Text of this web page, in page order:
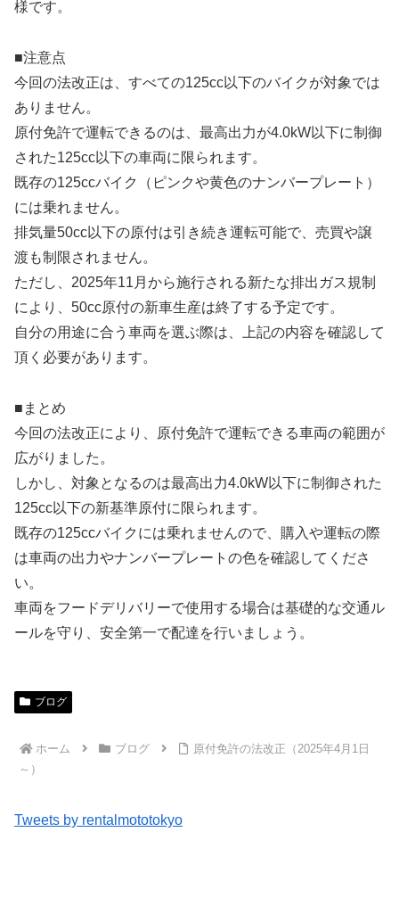
様です。
■注意点
今回の法改正は、すべての125cc以下のバイクが対象では
ありません。
原付免許で運転できるのは、最高出力が4.0kW以下に制御
された125cc以下の車両に限られます。
既存の125ccバイク（ピンクや黄色のナンバープレート）
には乗れません。
排気量50cc以下の原付は引き続き運転可能で、売買や譲
渡も制限されません。
ただし、2025年11月から施行される新たな排出ガス規制
により、50cc原付の新車生産は終了する予定です。
自分の用途に合う車両を選ぶ際は、上記の内容を確認して
頂く必要があります。
■まとめ
今回の法改正により、原付免許で運転できる車両の範囲が
広がりました。
しかし、対象となるのは最高出力4.0kW以下に制御された
125cc以下の新基準原付に限られます。
既存の125ccバイクには乗れませんので、購入や運転の際
は車両の出力やナンバープレートの色を確認してくださ
い。
車両をフードデリバリーで使用する場合は基礎的な交通ル
ールを守り、安全第一で配達を行いましょう。
ブログ
ホーム ブログ
原付免許の法改正（2025年4月1日
～）
Tweets by rentalmototokyo